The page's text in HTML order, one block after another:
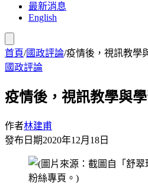
最新消息
English
首頁/國政評論/疫情後，視訊教學
國政評論
疫情後，視訊教學與
作者林建甫
發布日期2020年12月18日